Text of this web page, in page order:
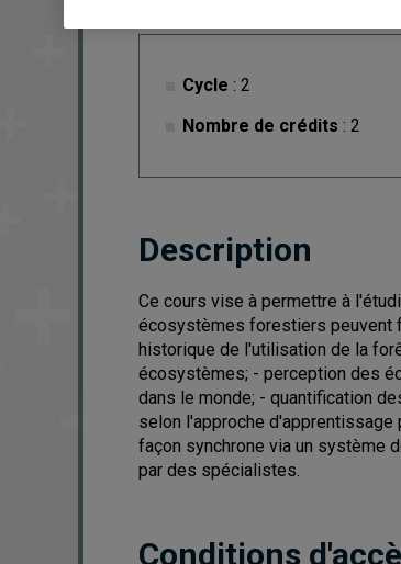
Cycle : 2
Nombre de crédits : 2
Description
Ce cours vise à permettre à
écosystèmes forestiers peuvent
historique de l'utilisation de la
écosystèmes; - perception des
dans le monde; - quantification
selon l'approche
façon synchrone via un système
par des spécialistes.
Conditions